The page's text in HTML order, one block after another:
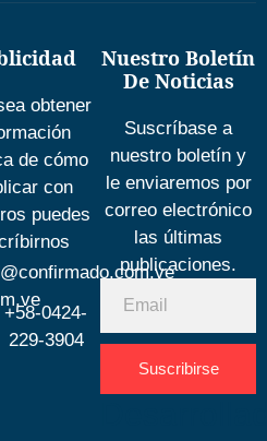
obtener
de cómo
con
puedes
+58-0424-
229-3904
Nuestro Boletín
De Noticias
Suscríbase a
nuestro boletín y
le enviaremos por
correo electrónico
las últimas
publicaciones.
Suscribirse